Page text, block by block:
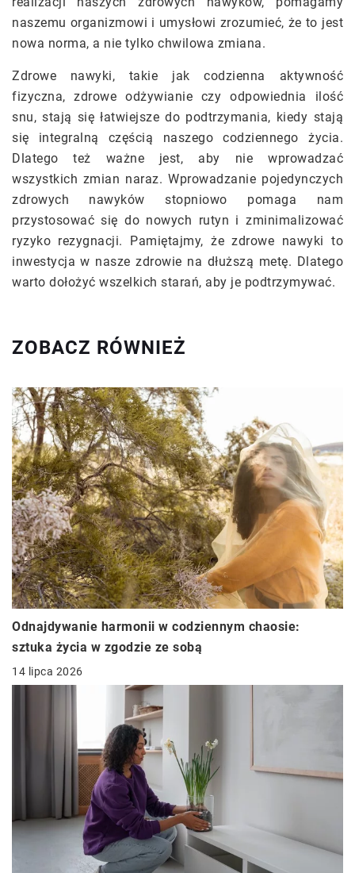
naszemu organizmowi i umysłowi zrozumieć, że to jest
nowa norma, a nie tylko chwilowa zmiana.
Zdrowe nawyki, takie jak codzienna aktywność
fizyczna, zdrowe odżywianie czy odpowiednia ilość
snu, stają się łatwiejsze do podtrzymania, kiedy stają
się integralną częścią naszego codziennego życia.
Dlatego też ważne jest, aby nie wprowadzać
wszystkich zmian naraz. Wprowadzanie pojedynczych
zdrowych nawyków stopniowo pomaga nam
przystosować się do nowych rutyn i zminimalizować
ryzyko rezygnacji. Pamiętajmy, że zdrowe nawyki to
inwestycja w nasze zdrowie na dłuższą metę. Dlatego
warto dołożyć wszelkich starań, aby je podtrzymywać.
ZOBACZ RÓWNIEŻ
Odnajdywanie harmonii w codziennym chaosie:
sztuka życia w zgodzie ze sobą
14 lipca 2026